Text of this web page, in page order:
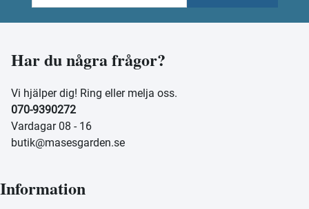
Har du några frågor?
Vi hjälper dig! Ring eller melja oss.
070-9390272
Vardagar 08 - 16
butik@masesgarden.se
Information